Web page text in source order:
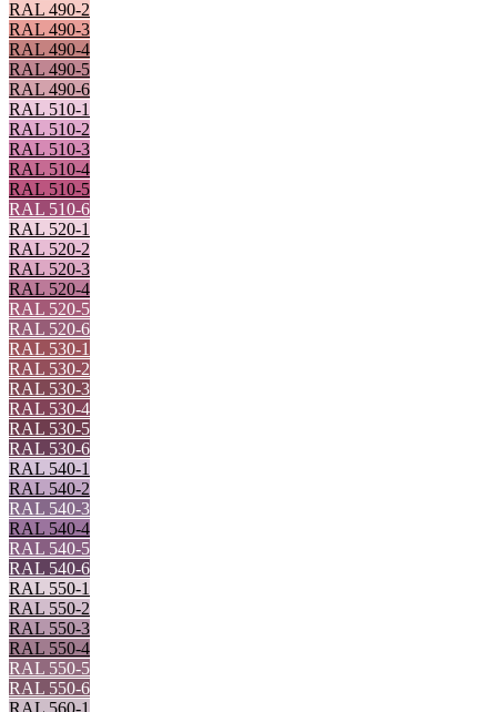
RAL 490-2
RAL 490-3
RAL 490-4
RAL 490-5
RAL 490-6
RAL 510-1
RAL 510-2
RAL 510-3
RAL 510-4
RAL 510-5
RAL 510-6
RAL 520-1
RAL 520-2
RAL 520-3
RAL 520-4
RAL 520-5
RAL 520-6
RAL 530-1
RAL 530-2
RAL 530-3
RAL 530-4
RAL 530-5
RAL 530-6
RAL 540-1
RAL 540-2
RAL 540-3
RAL 540-4
RAL 540-5
RAL 540-6
RAL 550-1
RAL 550-2
RAL 550-3
RAL 550-4
RAL 550-5
RAL 550-6
RAL 560-1